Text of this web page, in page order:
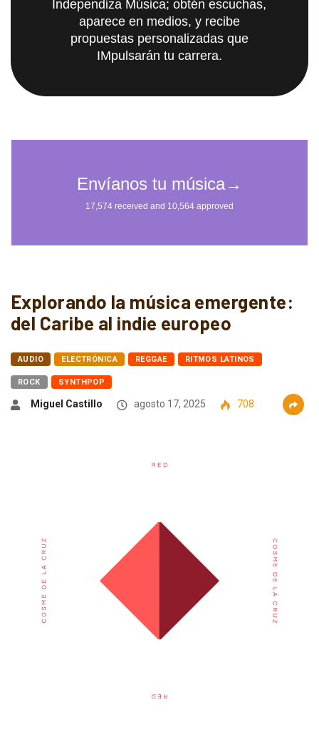
Independiza Música; obtén escuchas,
aparece en medios, y recibe
propuestas personalizadas que
IMpulsarán tu carrera.
Explorando la música emergente:
del Caribe al indie europeo
AUDIO ELECTRÓNICA REGGAE RITMOS LATINOS
ROCK SYNTHPOP
Miguel Castillo agosto 17, 2025 708